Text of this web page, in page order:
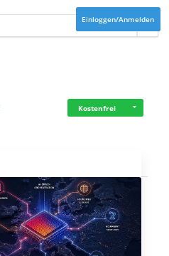
Einloggen/Anmelden
Kostenfrei